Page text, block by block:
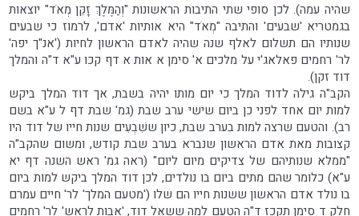
שהיה עמה). לכן סופי שתי התיבות הראשונות "וְהַמֶּלֶךְ זָקֵן מְאֹד" יוצאות
בגמטריא 'שבעים' והתיבה "מְאֹד" היא אותיות 'אדם', לרמוז כי שבעים
שנותיו הם תשלום לאלף שנה שהיה לאדם הראשון לחיות ('אנ"ך יפה'
לר' רחמים פאלאג'י על מלכים א' סימן א אות א דף קכו ע"א ד"ה והמלך
דוד זקן).
הקב"ה גילה לדוד המלך כי יום מותו יהיה בשבת, אך דוד המלך ביקש
למות יום אחד לפני כן ביום שישי ערב שבת (גמ' שבת דף ל ע"א בשם
רב). והטעם שרצה למות בערב שבת, כיון ששִׁבְעִים שנות חייו של דוד היו
קצובות מאת אדם הראשון שנברא בערב שבת קודש, ומשום שהקב"ה
"ממלא שנותיהם של צדיקים מיום ליום" (ראה גמ' ראש השנה דף יא
ע"א) כלומר שהם מתים ביום בו נולדים, לכן דוד המלך ביקש למות ביום
בו נולד אדם הראשון ששנות חייו הם שלו ('מטעם המלך' לר' חיים עמרם
חלק ד סימן תקכז ד"ה הטעם למה ששאל דוד, 'אבות לראש' לר' רחמים